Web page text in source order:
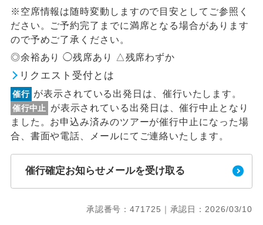
※空席情報は随時変動しますので目安としてご参照く
ださい。ご予約完了までに満席となる場合があります
ので予めご了承ください。
◎余裕あり ◯残席あり △残席わずか
リクエスト受付とは
催行 が表示されている出発日は、催行いたします。
催行中止
が表示されている出発日は、催行中止となり
ました。お申込み済みのツアーが催行中止になった場
合、書面や電話、メールにてご連絡いたします。
催行確定お知らせメールを受け取る
承認番号：471725｜承認日：2026/03/10